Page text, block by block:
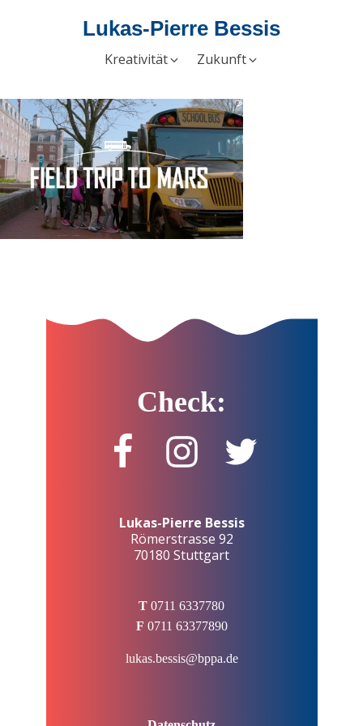
Lukas-Pierre Bessis
Kreativität Zukunft
Check:
Lukas-Pierre Bessis
Römerstrasse 92
70180 Stuttgart
T 0711 6337780
F 0711 63377890
lukas.bessis@bppa.de